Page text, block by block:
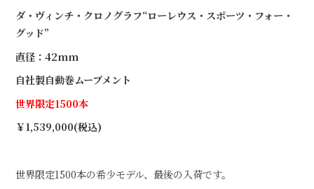
ダ・ヴィンチ・クロノグラフ“ローレウス・スポーツ・フォー・
グッド”
直径：42mm
自社製自動巻ムーブメント
世界限定1500本
￥1,539,000(税込)
世界限定1500本の希少モデル、最後の入荷です。